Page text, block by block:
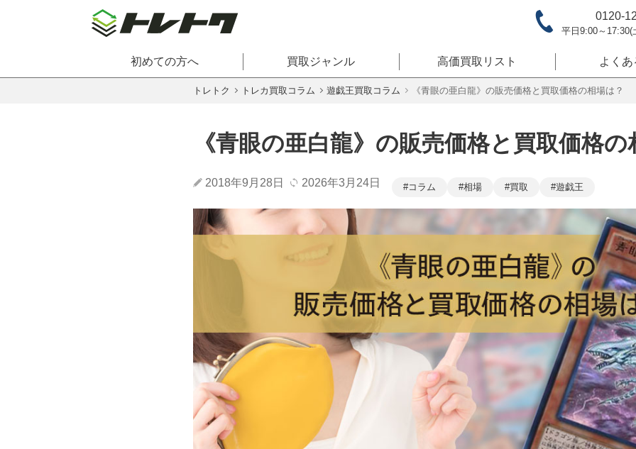
0120-
平日9:00～17:30(
初めての方へ 買取ジャンル 高価買取リスト よく
トレトク トレカ買取コラム 遊戯王買取コラム 《青眼の亜白龍》の販売価格と買取価格の相場は？
《青眼の亜白龍》の販売価格と買取価格
2018年9月28日 2026年3月24日 コラム 相場 買取 遊戯王